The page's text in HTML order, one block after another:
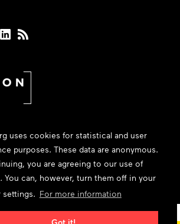
uses cookies for statistical and user
purposes. These data are anonymous.
you are agreeing to our use of
You can, however, turn them off in your
settings. For more information